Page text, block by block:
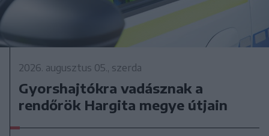
2026. augusztus 05., szerda
Gyorshajtókra vadásznak a
rendőrök Hargita megye útjain